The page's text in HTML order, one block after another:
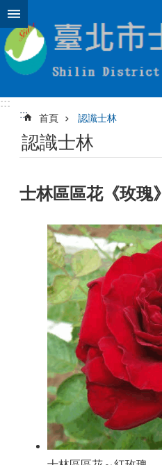
跳到主要內容區塊
:::
:::
首頁 認識士林
認識士林
士林區區花《玫瑰》